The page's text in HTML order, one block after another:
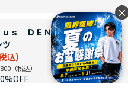
×
ｓ ＤＥＮＩＭ－ＫＮＩＴ